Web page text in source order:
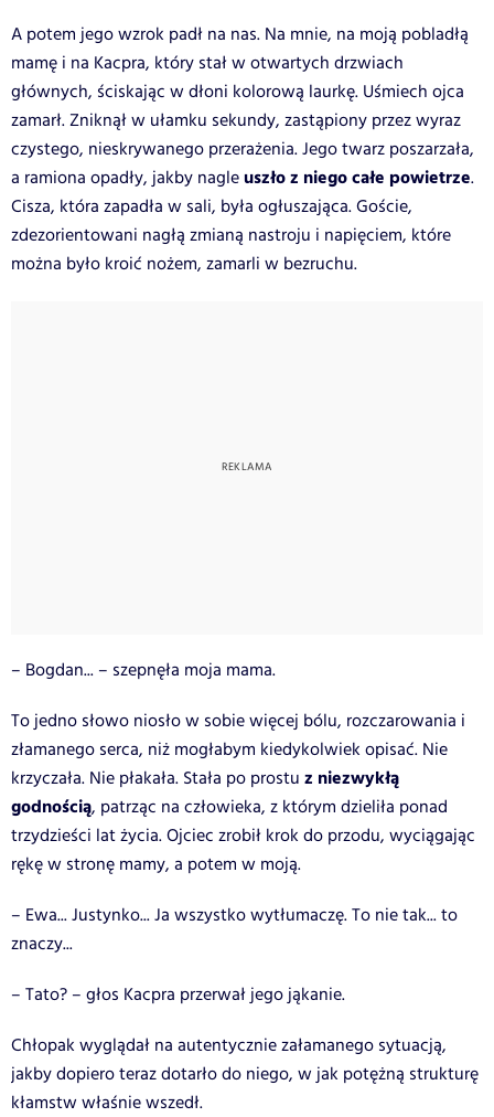
A potem jego wzrok padł na nas. Na mnie, na moją pobladłą
mamę i na Kacpra, który stał w otwartych drzwiach
głównych, ściskając w dłoni kolorową laurkę. Uśmiech ojca
zamarł. Zniknął w ułamku sekundy, zastąpiony przez wyraz
czystego, nieskrywanego przerażenia. Jego twarz poszarzała,
a ramiona opadły, jakby nagleuszło z niego całe powietrze.
Cisza, która zapadła w sali, była ogłuszająca. Goście,
zdezorientowani nagłą zmianą nastroju i napięciem, które
można było kroić nożem, zamarli w bezruchu.
– Bogdan... – szepnęła moja mama.
To jedno słowo niosło w sobie więcej bólu, rozczarowania i
złamanego serca, niż mogłabym kiedykolwiek opisać. Nie
krzyczała. Nie płakała. Stała po prostu z niezwykłą
godnością, patrząc na człowieka, z którym dzieliła ponad
trzydzieści lat życia. Ojciec zrobił krok do przodu, wyciągając
rękę w stronę mamy, a potem w moją.
– Ewa... Justynko... Ja wszystko wytłumaczę. To nie tak... to
znaczy...
– Tato? – głos Kacpra przerwał jego jąkanie.
Chłopak wyglądał na autentycznie załamanego sytuacją,
jakby dopiero teraz dotarło do niego, w jak potężną strukturę
kłamstw właśnie wszedł.